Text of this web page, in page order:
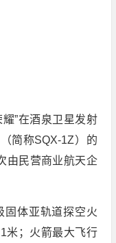
”在酒泉卫星发射
简称SQX-1Z）的
由民营商业航天企
固体亚轨道探空火
米；火箭最大飞行